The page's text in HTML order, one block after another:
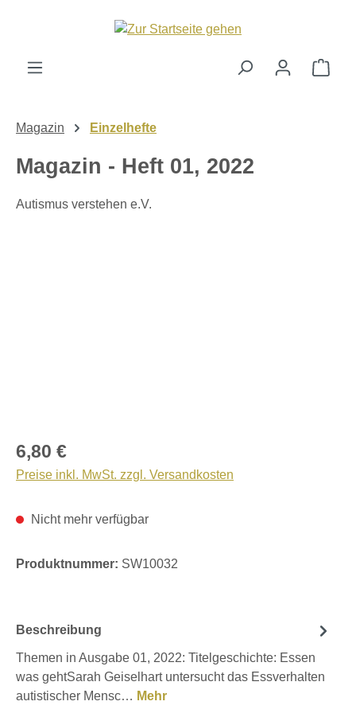
Magazin Einzelhefte
Magazin - Heft 01, 2022
Autismus verstehen e.V.
6,80 €
Preise inkl. MwSt. zzgl. Versandkosten
Nicht mehr verfügbar
Produktnummer: SW10032
Beschreibung
Themen in Ausgabe 01, 2022: Titelgeschichte: Essen
was gehtSarah Geiselhart untersucht das Essverhalten
autistischer Mensc… Mehr